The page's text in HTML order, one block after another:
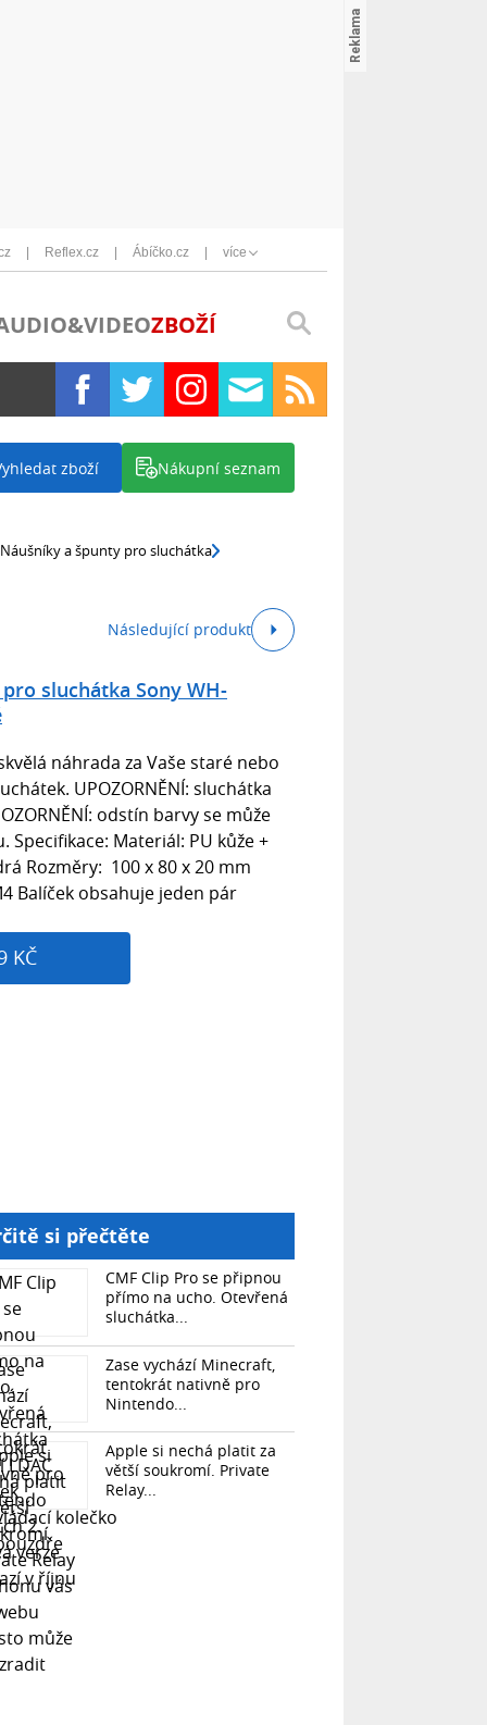
Reflex.cz Ábíčko.cz více
ZBOŽÍ
zboží Nákupní seznam
Náušníky a špunty pro sluchátka
Následující produkt
sluchátka Sony WH-
náhrada za Vaše staré nebo
UPOZORNĚNÍ: sluchátka
odstín barvy se může
Materiál: PU kůže +
Rozměry: 100 x 80 x 20 mm
Balíček obsahuje jeden pár
KČ
si přečtěte
CMF Clip Pro se připnou
přímo na ucho. Otevřená
sluchátka...
Zase vychází Minecraft,
tentokrát nativně pro
Nintendo...
Apple si nechá platit za
větší soukromí. Private
Relay...